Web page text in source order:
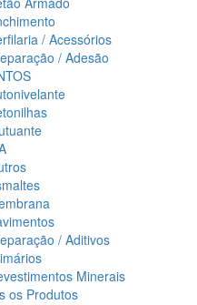
/ Acessórios
/ Adesão
/ Aditivos
Minerais
os Produtos